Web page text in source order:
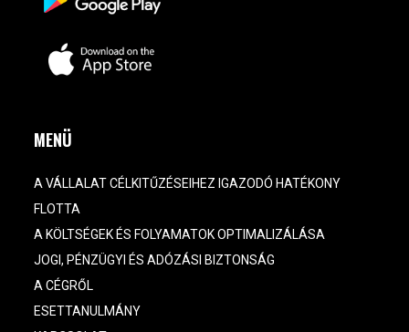
MENÜ
A VÁLLALAT CÉLKITŰZÉSEIHEZ IGAZODÓ HATÉKONY
FLOTTA
A KÖLTSÉGEK ÉS FOLYAMATOK OPTIMALIZÁLÁSA
JOGI, PÉNZÜGYI ÉS ADÓZÁSI BIZTONSÁG
A CÉGRŐL
ESETTANULMÁNY